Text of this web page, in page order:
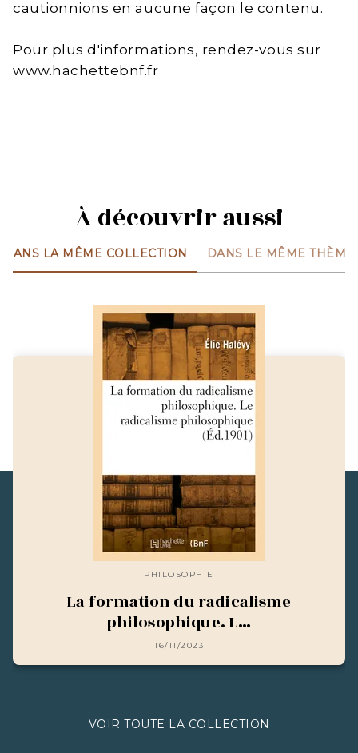
cautionnions en aucune façon le contenu.
Pour plus d'informations, rendez-vous sur
www.hachettebnf.fr
À découvrir aussi
DANS LA MÊME COLLECTION DANS LE MÊME THÈME
PHILOSOPHIE
La formation du radicalisme
philosophique. L…
16/11/2023
VOIR TOUTE LA COLLECTION